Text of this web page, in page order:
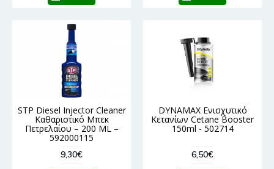
STP Diesel Injector Cleaner
Καθαριστικό Μπεκ
Πετρελαίου – 200 ML –
592000115
9,30€
DYNAMAX Ενισχυτικό
Κετανίων Cetane Booster
150ml - 502714
6,50€